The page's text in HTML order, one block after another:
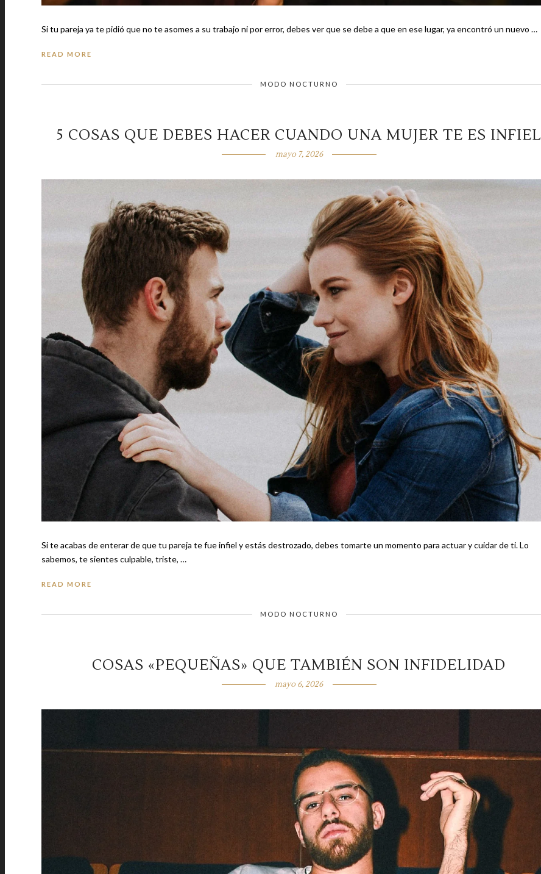
Si tu pareja ya te pidió que no te asomes a su trabajo ni por error, debes ver que se debe a que en ese lugar, ya encontró un nuevo …
READ MORE
MODO NOCTURNO
5 COSAS QUE DEBES HACER CUANDO UNA MUJER TE ES INFIEL
mayo 7, 2026
Si te acabas de enterar de que tu pareja te fue infiel y estás destrozado, debes tomarte un momento para actuar y cuidar de ti. Lo
sabemos, te sientes culpable, triste, …
READ MORE
MODO NOCTURNO
COSAS «PEQUEÑAS» QUE TAMBIÉN SON INFIDELIDAD
mayo 6, 2026